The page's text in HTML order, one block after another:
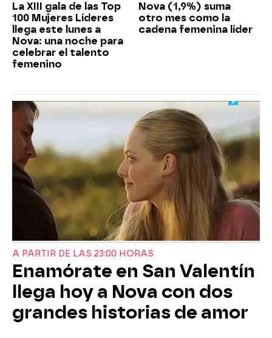
La XIII gala de las Top
100 Mujeres Líderes
llega este lunes a
Nova: una noche para
celebrar el talento
femenino
Nova (1,9%) suma
otro mes como la
cadena femenina líder
A PARTIR DE LAS 23:00 HORAS
Enamórate en San Valentín
llega hoy a Nova con dos
grandes historias de amor